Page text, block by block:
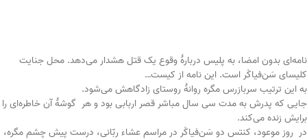
نامه‌ای بدون امضا، به پلیس دربارۀ وقوع یک قتل هشدار می‌دهد. محل جنایت
کلیسای سَن‌فیاکْر است. این نامه از کیست…
به این ترتیب سربازرس مگره روانۀ روستای زادگاهش می‌شود.
جایی که پدرش به مدت سی سال مباشر قصر اربابی بود و هر گوشۀ آن خاطره‌ای را
برایش زنده می‌کند.
در روز موعود، کنتس دو سَن‌فیاکْر در مراسم عشاء ربّانی، درست پیش چشم مگره،